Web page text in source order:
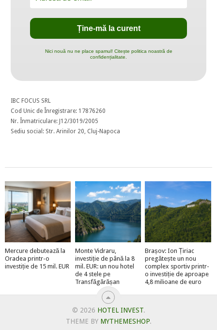
Nici nouă nu ne place spamul! Citește politica noastră de
confidențialitate.
IBC FOCUS SRL
Cod Unic de Înregistrare: 17876260
Nr. Înmatriculare: J12/3019/2005
Sediu social: Str. Arinilor 20, Cluj-Napoca
Mercure debutează la
Oradea printr-o
investiție de 15 mil. EUR
Monte Vidraru,
investiție de până la 8
mil. EUR: un nou hotel
de 4 stele pe
Transfăgărășan
Brașov: Ion Țiriac
pregătește un nou
complex sportiv printr-
o investiție de aproape
4,8 milioane de euro
© 2026 HOTEL INVEST.
THEME BY MYTHEMESHOP.